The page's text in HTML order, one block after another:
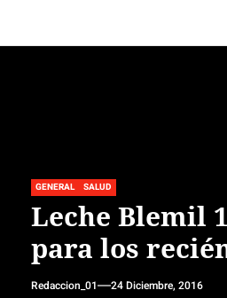
GENERAL SALUD
Leche Blemil
para los
Redaccion_01 24 Diciembre, 2016